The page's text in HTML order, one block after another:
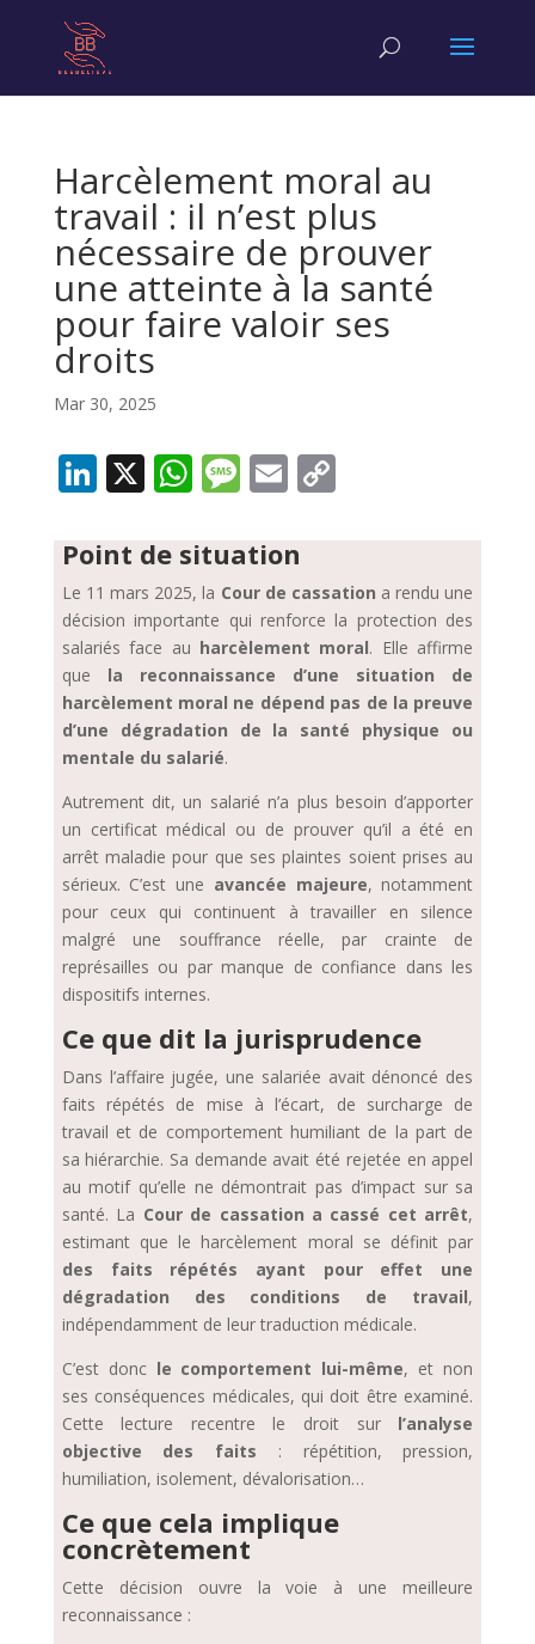
Harcèlement moral au
travail : il n’est plus
nécessaire de prouver
une atteinte à la santé
pour faire valoir ses
droits
Mar 30, 2025
Li
k
e
dI
n
X W
at
s
A
p
p
M
ss
a
g
e
E
ai
l
C
p
y
Li
n
k
Point de situation
Le 11 mars 2025, la Cour de cassation a rendu une
décision importante qui renforce la protection des
salariés face au harcèlement moral. Elle affirme
que la reconnaissance d’une situation de
harcèlement moral ne dépend pas de la preuve
d’une dégradation de la santé physique ou
mentale du salarié.
Autrement dit, un salarié n’a plus besoin d’apporter
un certificat médical ou de prouver qu’il a été en
arrêt maladie pour que ses plaintes soient prises au
sérieux. C’est une avancée majeure, notamment
pour ceux qui continuent à travailler en silence
malgré une souffrance réelle, par crainte de
représailles ou par manque de confiance dans les
dispositifs internes.
Ce que dit la jurisprudence
Dans l’affaire jugée, une salariée avait dénoncé des
faits répétés de mise à l’écart, de surcharge de
travail et de comportement humiliant de la part de
sa hiérarchie. Sa demande avait été rejetée en appel
au motif qu’elle ne démontrait pas d’impact sur sa
santé. La Cour de cassation a cassé cet arrêt,
estimant que le harcèlement moral se définit par
des faits répétés ayant pour effet une
dégradation des conditions de travail,
indépendamment de leur traduction médicale.
C’est donc le comportement lui-même, et non
ses conséquences médicales, qui doit être examiné.
Cette lecture recentre le droit sur l’analyse
objective des faits : répétition, pression,
humiliation, isolement, dévalorisation…
Ce que cela implique
concrètement
Cette décision ouvre la voie à une meilleure
reconnaissance :